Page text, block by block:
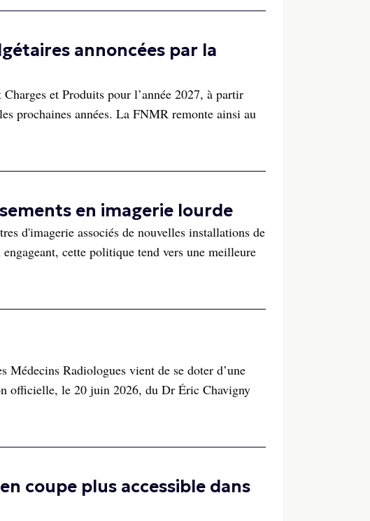
annoncées par la
et Produits pour l’année 2027, à partir
prochaines années. La FNMR remonte ainsi au
en imagerie lourde
d'imagerie associés de nouvelles installations de
cette politique tend vers une meilleure
Médecins Radiologues vient de se doter d’une
officielle, le 20 juin 2026, du Dr Éric Chavigny
coupe plus accessible dans